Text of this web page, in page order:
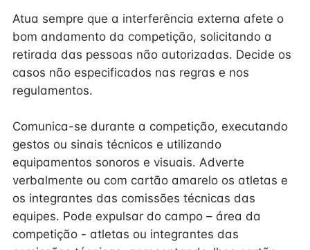
Atua sempre que a interferência externa afete o
bom andamento da competição, solicitando a
retirada das pessoas não autorizadas. Decide os
casos não especificados nas regras e nos
regulamentos.
Comunica-se durante a competição, executando
gestos ou sinais técnicos e utilizando
equipamentos sonoros e visuais. Adverte
verbalmente ou com cartão amarelo os atletas e
os integrantes das comissões técnicas das
equipes. Pode expulsar do campo – área da
competição - atletas ou integrantes das